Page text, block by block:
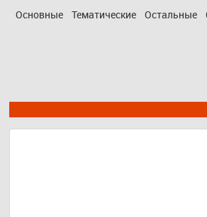
Основные Тематические Остальные